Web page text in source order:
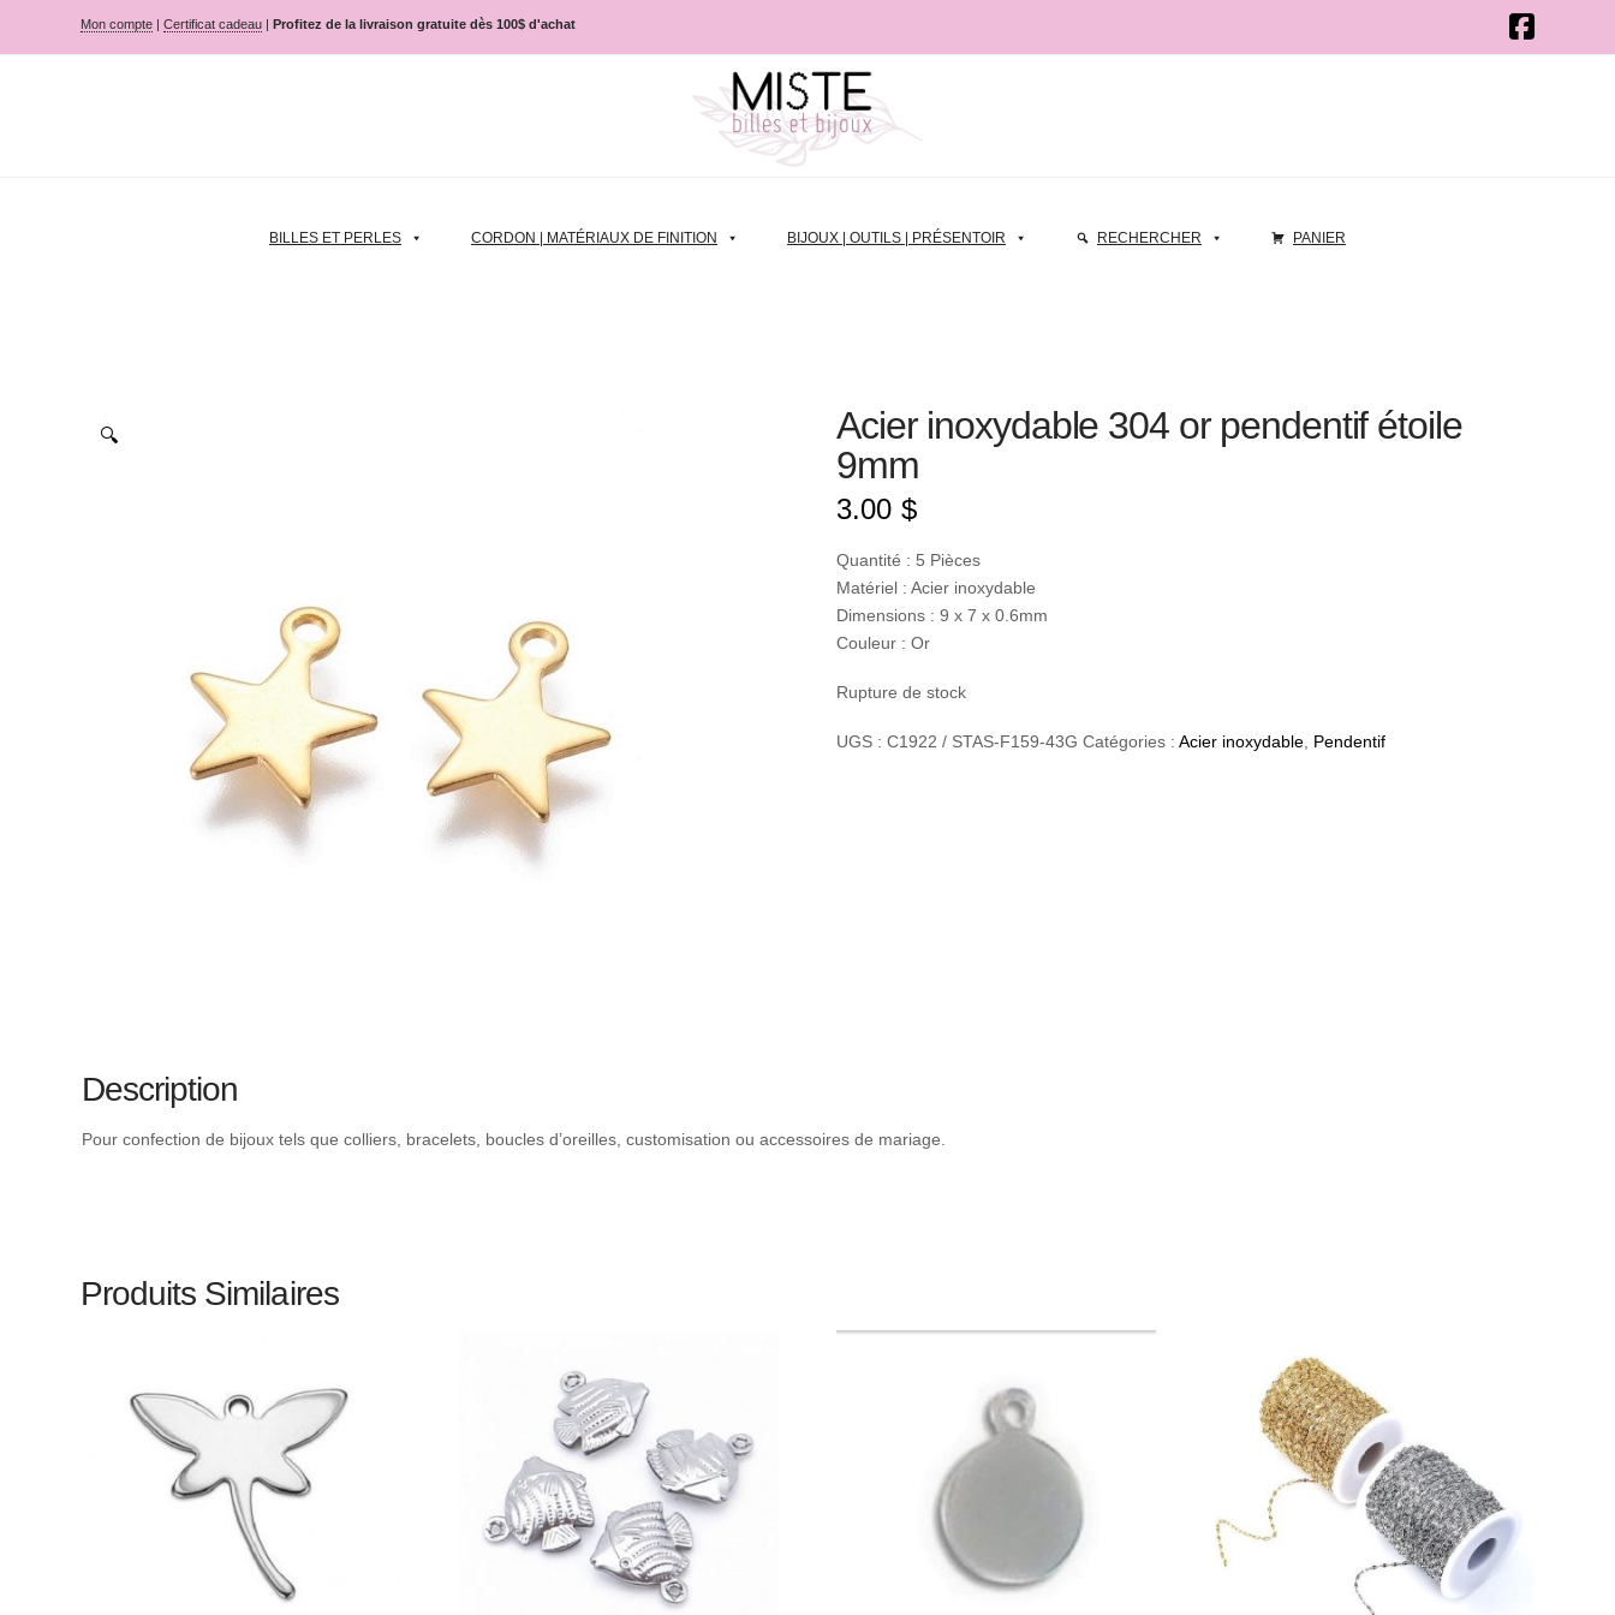
Mon compte |Certificat cadeau |Profitez de la livraison gratuite dès 100$ d'achat
BILLES ET PERLES CORDON | MATÉRIAUX DE FINITION BIJOUX | OUTILS | PRÉSENTOIR RECHERCHER PANIER
🔍
Acier inoxydable 304 or pendentif étoile
9mm
3.00 $
Quantité : 5 Pièces
Matériel : Acier inoxydable
Dimensions : 9 x 7 x 0.6mm
Couleur : Or
Rupture de stock
UGS :C1922 / STAS-F159-43G Catégories :Acier inoxydable, Pendentif
Description
Pour confection de bijoux tels que colliers, bracelets, boucles d’oreilles, customisation ou accessoires de mariage.
Produits Similaires